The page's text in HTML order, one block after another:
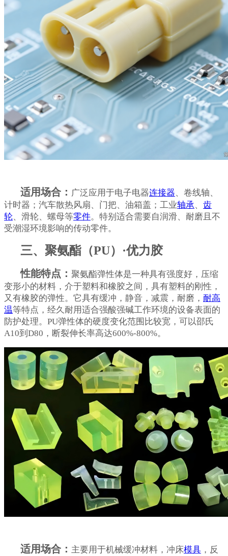
适用场合： 广泛应用于电子电器连接器、卷线轴、
计时器；汽车散热风扇、门把、油箱盖；工业轴承、 齿
轮、滑轮、螺母等零件。特别适合需要自润滑、耐磨且不
受潮湿环境影响的传动零件。
三、聚氨酯（PU）·优力胶
性能特点： 聚氨酯弹性体是一种具有强度好，压缩
变形小的材料，介于塑料和橡胶之间，具有塑料的刚性，
又有橡胶的弹性。它具有缓冲，静音，减震，耐磨， 耐高
温等特点，经久耐用适合强酸强碱工作环境的设备表面的
防护处理。PU弹性体的硬度变化范围比较宽，可以邵氏
A10到D80，断裂伸长率高达600%-800%。
适用场合： 主要用于机械缓冲材料，冲床模具 ，反